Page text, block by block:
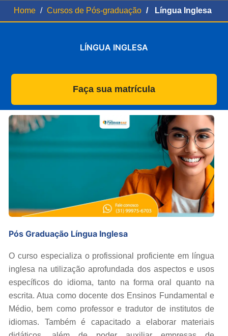
Home Cursos de Pós-graduação Língua Inglesa
LÍNGUA INGLESA
Faça sua matrícula
Pós Graduação Língua Inglesa
O curso especializa o profissional proficiente em língua
inglesa na utilização aprofundada dos aspectos e usos
específicos do idioma, tanto na forma oral quanto na
escrita. Atua como docente dos Ensinos Fundamental e
Médio, bem como professor e tradutor de institutos de
idiomas. Também é capacitado a elaborar materiais